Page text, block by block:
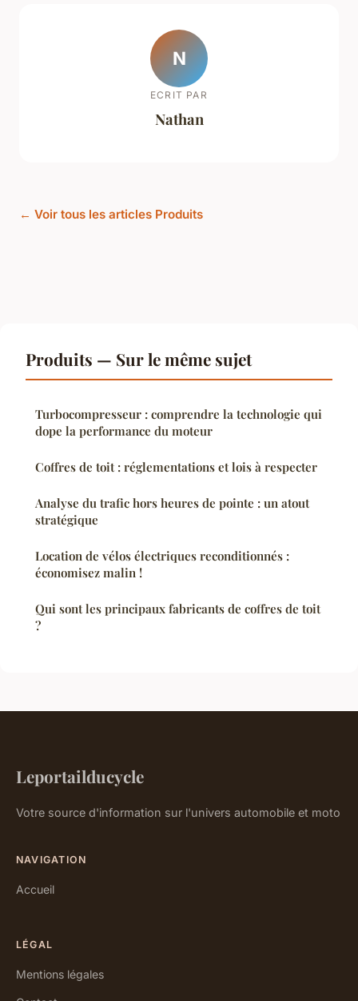
N
ECRIT PAR
Nathan
← Voir tous les articles Produits
Produits — Sur le même sujet
Turbocompresseur : comprendre la technologie qui
dope la performance du moteur
Coffres de toit : réglementations et lois à respecter
Analyse du trafic hors heures de pointe : un atout
stratégique
Location de vélos électriques reconditionnés :
économisez malin !
Qui sont les principaux fabricants de coffres de toit
?
Leportailducycle
Votre source d'information sur l'univers automobile et moto
NAVIGATION
Accueil
LÉGAL
Mentions légales